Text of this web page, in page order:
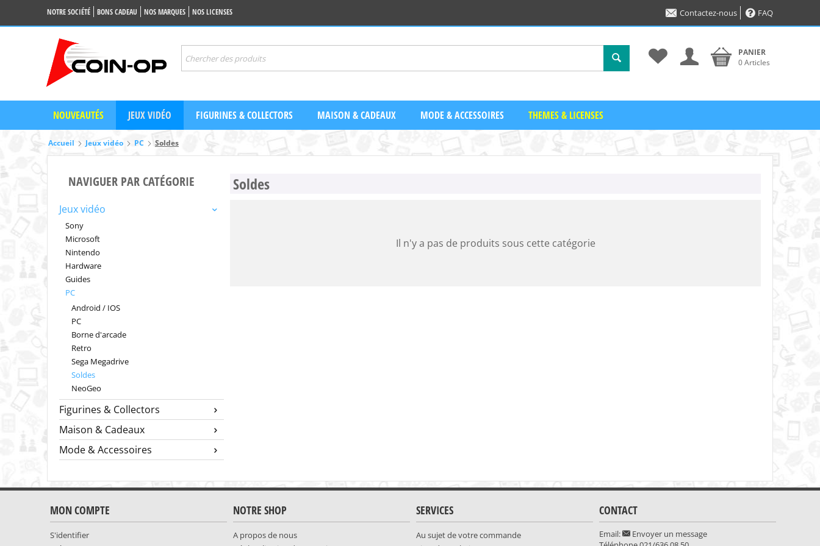
NOTRE SOCIÉTÉ BONS CADEAU NOS MARQUES NOS LICENSES Contactez-nous FAQ
PANIER
0 Articles
NOUVEAUTÉS JEUX VIDÉO FIGURINES & COLLECTORS MAISON & CADEAUX MODE & ACCESSOIRES THEMES & LICENSES
Accueil Jeux vidéo PC Soldes
NAVIGUER PAR CATÉGORIE
Jeux vidéo
Sony
Microsoft
Nintendo
Hardware
Guides
PC
Android / IOS
PC
Borne d'arcade
Retro
Sega Megadrive
Soldes
NeoGeo
Figurines & Collectors
Maison & Cadeaux
Mode & Accessoires
Soldes
Il n'y a pas de produits sous cette catégorie
MON COMPTE
S'identifier
NOTRE SHOP
A propos de nous
SERVICES
Au sujet de votre commande
CONTACT
Email:
Envoyer un message